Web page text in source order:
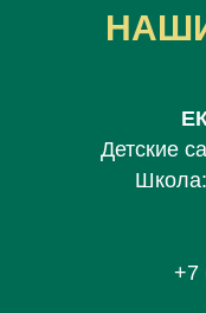
Детские
Школа:
+7